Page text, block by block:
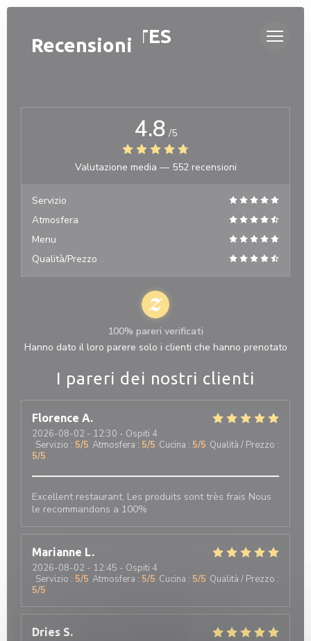
Personalizzazione delle tue scelte sui cookie
OH ! MOUETTES
Recensioni
I pareri dei nostri clienti
Florence A
2026-08-02 - 12:30 - Ospiti 4
Servizio : 5/5 Atmosfera : 5/5 Cucina : 5/5 Qualità / Prezzo :
5/5
Excellent restaurant, Les produits sont très frais Nous
le recommandons a 100%
Marianne L
2026-08-02 - 12:45 - Ospiti 4
Servizio : 5/5 Atmosfera : 5/5 Cucina : 5/5 Qualità / Prezzo :
5/5
Dries S
4.8 /5
Valutazione media — 552 recensioni
Servizio
Atmosfera
Menu
Qualità/Prezzo
100% pareri verificati
Hanno dato il loro parere solo i clienti che hanno prenotato